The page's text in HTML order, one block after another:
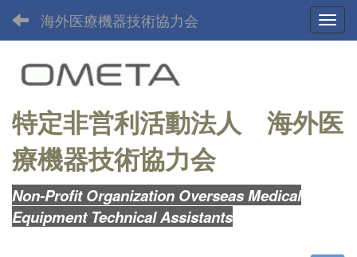
海外医療機器技術協力会
特定非営利活動法人 海外医
療機器技術協力会
Non-Profit Organization Overseas Medical
Equipment Technical Assistants